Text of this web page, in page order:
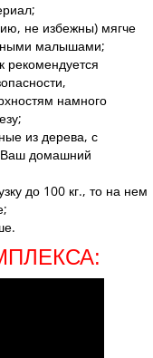
не избежны) мягче
малышами;
рекомендуется
намного
из дерева, с
Ваш домашний
до 100 кг., то на нем